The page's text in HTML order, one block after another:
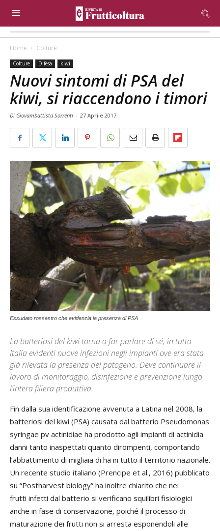
Home Colture
Colture Difesa kiwi
Nuovi sintomi di PSA del
kiwi, si riaccendono i timori
Di Giovambattista Sorrenti - 27 Aprile 2017
Essudato rossastro che evidenzia la presenza di PSA
La batteriosi del kiwi torna a far parlare di sé; in tutta
Italia evidenti nuove infezioni negli impianti ove era stata
già rilevata la presenza del patogeno. Deve continuare il
lavoro di monitoraggio, disinfezione e prevenzione lungo
l’intera filiera produttiva.
Fin dalla sua identificazione avvenuta a Latina nel 2008, la
batteriosi del kiwi (PSA) causata dal batterio Pseudomonas
syringae pv actinidiae ha prodotto agli impianti di actinidia
danni tanto inaspettati quanto dirompenti, comportando
l’abbattimento di migliaia di ha in tutto il territorio nazionale.
Un recente studio italiano (Prencipe et al., 2016) pubblicato
su “Postharvest biology” ha inoltre chiarito che nei
frutti infetti dal batterio si verificano squilibri fisiologici
anche in fase di conservazione, poiché il processo di
maturazione dei frutti non si arresta esponendoli alle